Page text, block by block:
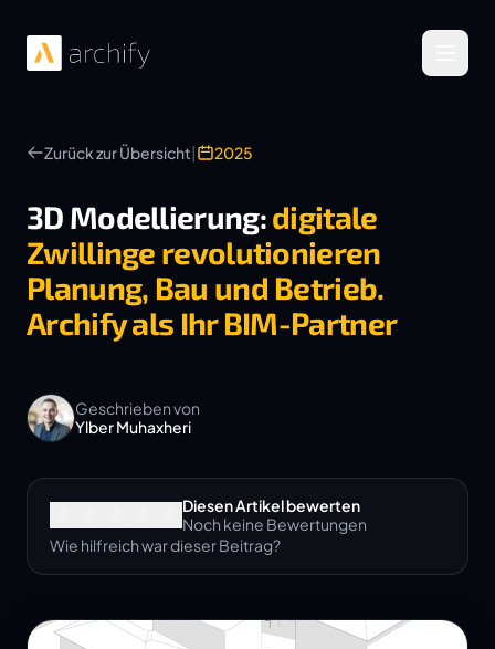
Zurück zur Übersicht| 2025
3D Modellierung:digitale
Zwillinge revolutionieren
Planung, Bau und Betrieb.
Archify als Ihr BIM-Partner
Geschrieben von
Ylber Muhaxheri
Diesen Artikel bewerten
Noch keine Bewertungen
Wie hilfreich war dieser Beitrag?